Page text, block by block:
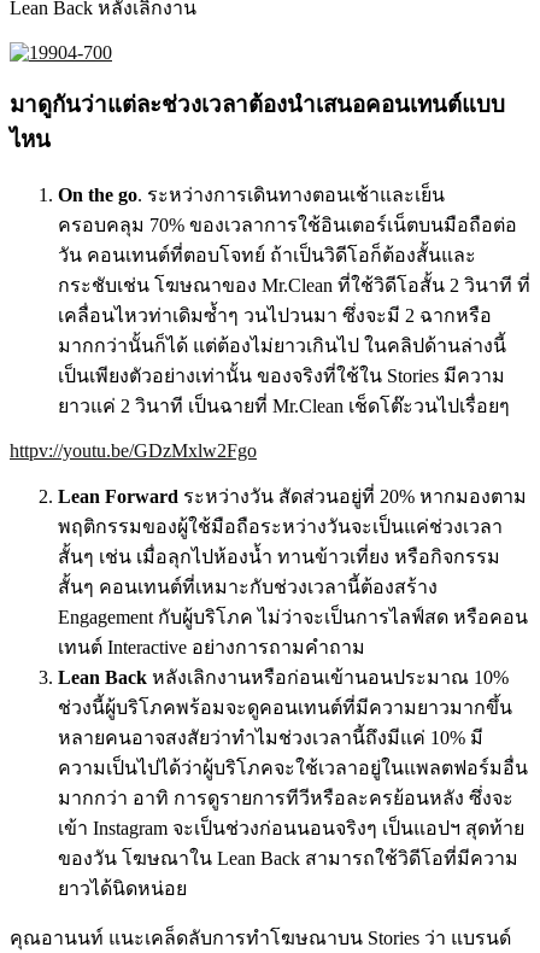
Lean Back หลังเลิกงาน
มาดูกันว่าแต่ละช่วงเวลาต้องนำเสนอคอนเทนต์แบบ
ไหน
On the go. ระหว่างการเดินทางตอนเช้าและเย็น
ครอบคลุม 70% ของเวลาการใช้อินเตอร์เน็ตบนมือถือต่อ
วัน คอนเทนต์ที่ตอบโจทย์ ถ้าเป็นวิดีโอก็ต้องสั้นและ
กระชับเช่น โฆษณาของ Mr.Clean ที่ใช้วิดีโอสั้น 2 วินาที ที่
เคลื่อนไหวท่าเดิมซ้ำๆ วนไปวนมา ซึ่งจะมี 2 ฉากหรือ
มากกว่านั้นก็ได้ แต่ต้องไม่ยาวเกินไป ในคลิปด้านล่างนี้
เป็นเพียงตัวอย่างเท่านั้น ของจริงที่ใช้ใน Stories มีความ
ยาวแค่ 2 วินาที เป็นฉายที่ Mr.Clean เช็ดโต๊ะวนไปเรื่อยๆ
httpv://youtu.be/GDzMxlw2Fgo
Lean Forward ระหว่างวัน สัดส่วนอยู่ที่ 20% หากมองตาม
พฤติกรรมของผู้ใช้มือถือระหว่างวันจะเป็นแค่ช่วงเวลา
สั้นๆ เช่น เมื่อลุกไปห้องน้ำ ทานข้าวเที่ยง หรือกิจกรรม
สั้นๆ คอนเทนต์ที่เหมาะกับช่วงเวลานี้ต้องสร้าง
Engagement กับผู้บริโภค ไม่ว่าจะเป็นการไลฟ์สด หรือคอน
เทนต์ Interactive อย่างการถามคำถาม
Lean Back หลังเลิกงานหรือก่อนเข้านอนประมาณ 10%
ช่วงนี้ผู้บริโภคพร้อมจะดูคอนเทนต์ที่มีความยาวมากขึ้น
หลายคนอาจสงสัยว่าทำไมช่วงเวลานี้ถึงมีแค่ 10% มี
ความเป็นไปได้ว่าผู้บริโภคจะใช้เวลาอยู่ในแพลตฟอร์มอื่น
มากกว่า อาทิ การดูรายการทีวีหรือละครย้อนหลัง ซึ่งจะ
เข้า Instagram จะเป็นช่วงก่อนนอนจริงๆ เป็นแอปฯ สุดท้าย
ของวัน โฆษณาใน Lean Back สามารถใช้วิดีโอที่มีความ
ยาวได้นิดหน่อย
คุณอานนท์ แนะเคล็ดลับการทำโฆษณาบน Stories ว่า แบรนด์